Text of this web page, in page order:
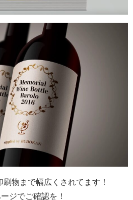
物まで幅広くされてます！
ジでご確認を！